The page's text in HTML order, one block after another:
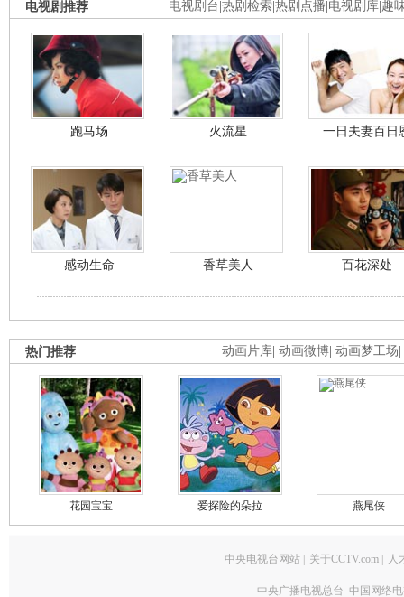
电视剧台 热剧检索 热剧点播 电视剧库 趣
电视剧推荐
跑马场 火流星 一日夫妻百日
感动生命 香草美人 百花深处
动画片库 动画微博 动画梦工场
热门推荐
花园宝宝 爱探险的朵拉 燕尾侠
中央电视台网站 关于CCTV.com 人
中央广播电视总台 中国网络